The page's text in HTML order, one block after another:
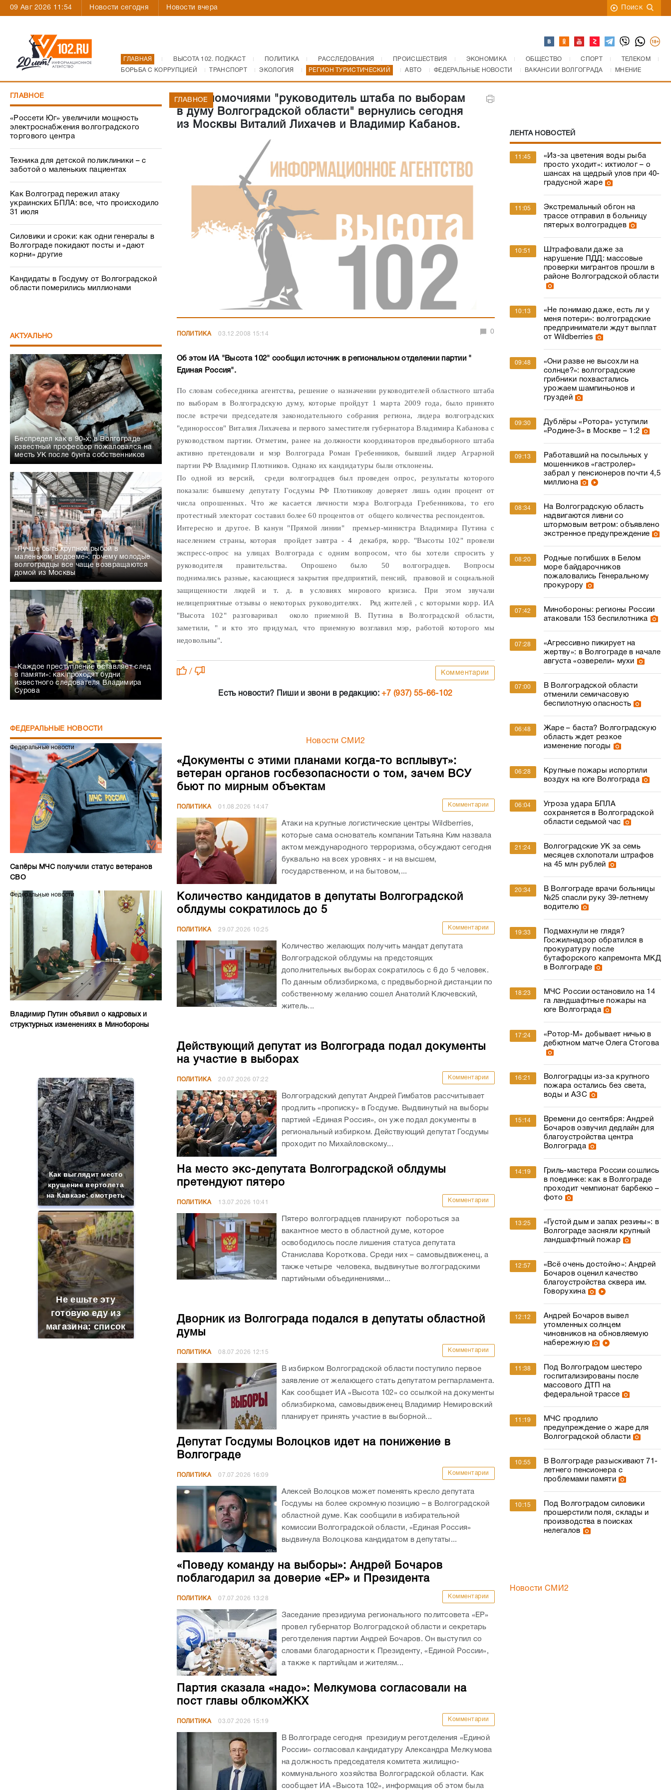
09 Авг 2026 11:54 Новости сегодня Новости вчера Поиск
ГЛАВНАЯ ВЫСОТА 102. ПОДКАСТ ПОЛИТИКА РАССЛЕДОВАНИЯ ПРОИСШЕСТВИЯ ЭКОНОМИКА ОБЩЕСТВО СПОРТ
ТЕЛЕКОМ
БОРЬБА С КОРРУПЦИЕЙ
ТРАНСПОРТ ЭКОЛОГИЯ РЕГИОН ТУРИСТИЧЕСКИЙ АВТО ФЕДЕРАЛЬНЫЕ НОВОСТИ ВАКАНСИИ ВОЛГОГРАДА МНЕНИЕ
ГЛАВНОЕ
«Россети Юг» увеличили мощность
электроснабжения волгоградского
торгового центра
Техника для детской поликлиники – с
заботой о маленьких пациентах
Как Волгоград пережил атаку
украинских БПЛА: все, что происходило
31 июля
Силовики и сроки: как одни генералы в
Волгограде покидают посты и «дают
корни» другие
Кандидаты в Госдуму от Волгоградской
области померились миллионами
АКТУАЛЬНО
Беспредел как в 90-х: в Волгограде
известный профессор пожаловался на
месть УК после бунта собственников
«Лучше быть крупной рыбой в
маленьком водоеме»: почему молодые
волгоградцы все чаще возвращаются
домой из Москвы
«Каждое преступление оставляет след
в памяти»: как проходят будни
известного следователя Владимира
Сурова
ФЕДЕРАЛЬНЫЕ НОВОСТИ
Федеральные новости
Сапёры МЧС получили статус ветеранов
СВО
Федеральные новости
Владимир Путин объявил о кадровых и
структурных изменениях в Минобороны
Как выглядит место
крушение вертолета
на Кавказе: смотреть
Не ешьте эту
готовую еду из
магазина: список
С полномочиями "руководитель штаба по выборам
в думу Волгоградской области" вернулись сегодня
из Москвы Виталий Лихачев и Владимир Кабанов.
ГЛАВНОЕ
ПОЛИТИКА 03.12.2008 15:14 0
Об этом ИА "Высота 102" сообщил источник в региональном отделении партии "
Единая Россия".
По словам собеседника агентства, решение о назначении руководителей областного штаба
по выборам в Волгоградскую думу, которые пройдут 1 марта 2009 года, было принято
после встречи председателя законодательного собрания региона, лидера волгоградских
"единороссов" Виталия Лихачева и первого заместителя губернатора Владимира Кабанова с
руководством партии. Отметим, ранее на должности координаторов предвыборного штаба
активно претендовали и мэр Волгограда Роман Гребенников, бывший лидер Аграрной
партии РФ Владимир Плотников. Однако их кандидатуры были отклонены.
По одной из версий, среди волгоградцев был проведен опрос, результаты которого
показали: бывшему депутату Госдумы РФ Плотникову доверяет лишь один процент от
числа опрошенных. Что же касается личности мэра Волгограда Гребенникова, то его
протестный электорат составил более 60 процентов от общего количества респондентов.
Интересно и другое. В канун "Прямой линии" премьер-министра Владимира Путина с
населением страны, которая пройдет завтра - 4 декабря, корр. "Высоты 102" провели
экспресс-опрос на улицах Волгограда с одним вопросом, что бы хотели спросить у
руководителя правительства. Опрошено было 50 волгоградцев. Вопросы
поднимались разные, касающиеся закрытия предприятий, пенсий, правовой и социальной
защищенности людей и т. д. в условиях мирового кризиса. При этом звучали
нелицеприятные отзывы о некоторых руководителях. Ряд жителей , с которыми корр. ИА
"Высота 102" разговаривал около приемной В. Путина в Волгоградской области,
заметили, " и кто это придумал, что приемную возглавил мэр, работой которого мы
недовольны".
/ Комментарии
Есть новости? Пиши и звони в редакцию:+7 (937) 55-66-102
Новости СМИ2
«Документы с этими планами когда-то всплывут»:
ветеран органов госбезопасности о том, зачем ВСУ
бьют по мирным объектам
ПОЛИТИКА 01.08.2026 14:47 Комментарии
Атаки на крупные логистические центры Wildberries,
которые сама основатель компании Татьяна Ким назвала
актом международного терроризма, обсуждают сегодня
буквально на всех уровнях - и на высшем,
государственном, и на бытовом,...
Количество кандидатов в депутаты Волгоградской
облдумы сократилось до 5
ПОЛИТИКА 29.07.2026 10:25 Комментарии
Количество желающих получить мандат депутата
Волгоградской облдумы на предстоящих
дополнительных выборах сократилось с 6 до 5 человек.
По данным облизбиркома, с предвыборной дистанции по
собственному желанию сошел Анатолий Ключевский,
житель...
Действующий депутат из Волгограда подал документы
на участие в выборах
ПОЛИТИКА 20.07.2026 07:22 Комментарии
Волгоградский депутат Андрей Гимбатов рассчитывает
продлить «прописку» в Госдуме. Выдвинутый на выборы
партией «Единая Россия», он уже подал документы в
региональный избирком. Действующий депутат Госдумы
проходит по Михайловскому...
На место экс-депутата Волгоградской облдумы
претендуют пятеро
ПОЛИТИКА 13.07.2026 10:41 Комментарии
Пятеро волгоградцев планируют побороться за
вакантное место в областной думе, которое
освободилось после лишения статуса депутата
Станислава Короткова. Среди них – самовыдвиженец, а
также четыре человека, выдвинутые волгоградскими
партийными объединениями...
Дворник из Волгограда подался в депутаты областной
думы
ПОЛИТИКА 08.07.2026 12:15 Комментарии
В избирком Волгоградской области поступило первое
заявление от желающего стать депутатом регпарламента.
Как сообщает ИА «Высота 102» со ссылкой на документы
облизбиркома, самовыдвиженец Владимир Немировский
планирует принять участие в выборной...
Депутат Госдумы Волоцков идет на понижение в
Волгограде
ПОЛИТИКА 07.07.2026 16:09 Комментарии
Алексей Волоцков может поменять кресло депутата
Госдумы на более скромную позицию – в Волгоградской
областной думе. Как сообщили в избирательной
комиссии Волгоградской области, «Единая Россия»
выдвинула Волоцкова кандидатом в депутаты...
«Поведу команду на выборы»: Андрей Бочаров
поблагодарил за доверие «ЕР» и Президента
ПОЛИТИКА 07.07.2026 13:28 Комментарии
Заседание президиума регионального политсовета «ЕР»
провел губернатор Волгоградской области и секретарь
реготделения партии Андрей Бочаров. Он выступил со
словами благодарности к Президенту, «Единой России»,
а также к партийцам и жителям...
Партия сказала «надо»: Мелкумова согласовали на
пост главы облкомЖКХ
ПОЛИТИКА 03.07.2026 15:19 Комментарии
В Волгограде сегодня президиум реготделения «Единой
России» согласовал кандидатуру Александра Мелкумова
на должность председателя комитета жилищно-
коммунального хозяйства Волгоградской области. Как
сообщает ИА «Высота 102», информация об этом была
ЛЕНТА НОВОСТЕЙ
11:45
«Из-за цветения воды рыба
просто уходит»: ихтиолог – о
шансах на щедрый улов при 40-
градусной жаре
11:05
Экстремальный обгон на
трассе отправил в больницу
пятерых волгоградцев
10:51
Штрафовали даже за
нарушение ПДД: массовые
проверки мигрантов прошли в
районе Волгоградской области
10:13
«Не понимаю даже, есть ли у
меня потери»: волгоградские
предприниматели ждут выплат
от Wildberries
09:48
«Они разве не высохли на
солнце?»: волгоградские
грибники похвастались
урожаем шампиньонов и
груздей
09:30
Дублёры «Ротора» уступили
«Родине‑3» в Москве – 1:2
09:13
Работавший на посыльных у
мошенников «гастролер»
забрал у пенсионеров почти 4,5
миллиона
08:34
На Волгоградскую область
надвигаются ливни со
штормовым ветром: объявлено
экстренное предупреждение
08:20
Родные погибших в Белом
море байдарочников
пожаловались Генеральному
прокурору
07:42
Минобороны: регионы России
атаковали 153 беспилотника
07:28
«Агрессивно пикирует на
жертву»: в Волгограде в начале
августа «озверели» мухи
07:00
В Волгоградской области
отменили семичасовую
беспилотную опасность
06:48
Жаре – баста? Волгоградскую
область ждет резкое
изменение погоды
06:28
Крупные пожары испортили
воздух на юге Волгограда
06:04
Угроза удара БПЛА
сохраняется в Волгоградской
области седьмой час
21:24
Волгоградские УК за семь
месяцев схлопотали штрафов
на 45 млн рублей
20:34
В Волгограде врачи больницы
№25 спасли руку 39-летнему
водителю
19:33
Подмахнули не глядя?
Госжилнадзор обратился в
прокуратуру после
бутафорского капремонта МКД
в Волгограде
18:23
МЧС России остановило на 14
га ландшафтные пожары на
юге Волгограда
17:24
«Ротор‑М» добывает ничью в
дебютном матче Олега Стогова
16:21
Волгоградцы из-за крупного
пожара остались без света,
воды и АЗС
15:14
Времени до сентября: Андрей
Бочаров озвучил дедлайн для
благоустройства центра
Волгограда
14:19
Гриль-мастера России сошлись
в поединке: как в Волгограде
проходит чемпионат барбекю –
фото
13:25
«Густой дым и запах резины»: в
Волгограде засняли крупный
ландшафтный пожар
12:57
«Всё очень достойно»: Андрей
Бочаров оценил качество
благоустройства сквера им.
Говорухина
12:12
Андрей Бочаров вывел
утомленных солнцем
чиновников на обновляемую
набережную
11:38
Под Волгоградом шестеро
госпитализированы после
массового ДТП на
федеральной трассе
11:19
МЧС продлило
предупреждение о жаре для
Волгоградской области
10:55
В Волгограде разыскивают 71-
летнего пенсионера с
проблемами памяти
10:15
Под Волгоградом силовики
прошерстили поля, склады и
производства в поисках
нелегалов
Новости СМИ2